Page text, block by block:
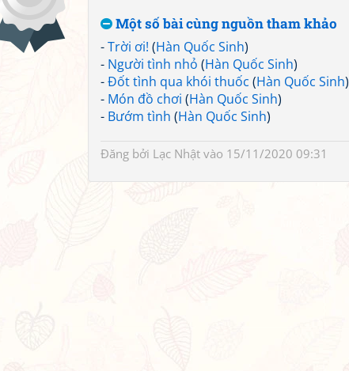
Một số bài cùng nguồn tham khảo
-Trời ơi! (Hàn Quốc Sinh)
- Người tình nhỏ (Hàn Quốc Sinh)
-Đốt tình qua khói thuốc (Hàn Quốc Sinh)
- Món đồ chơi (Hàn Quốc Sinh)
- Bướm tình (Hàn Quốc Sinh)
Đăng bởi Lạc Nhật vào 15/11/2020 09:31